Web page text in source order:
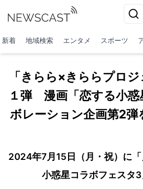
新着 地域検索 エンタメ スポーツ
「きらら×きららプロ
１弾 漫画「恋する小惑
ボレーション企画第2弾
2024年7月15日（月・祝）に
小惑星コラボフェスタ